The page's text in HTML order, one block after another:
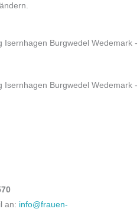
an: info@frauen-